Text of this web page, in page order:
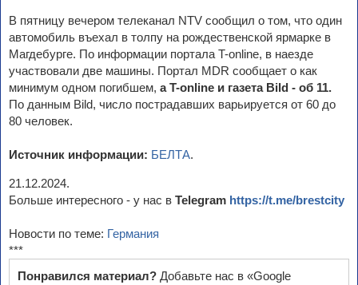
В пятницу вечером телеканал NTV сообщил о том, что один
автомобиль въехал в толпу на рождественской ярмарке в
Магдебурге. По информации портала T-online, в наезде
участвовали две машины. Портал MDR сообщает о как
минимум одном погибшем, а T-online и газета Bild - об 11.
По данным Bild, число пострадавших варьируется от 60 до
80 человек.
Источник информации: БЕЛТА.
21.12.2024.
Больше интересного - у нас в Telegram https://t.me/brestcity
Новости по теме: Германия
***
Понравился материал? Добавьте нас в «Google